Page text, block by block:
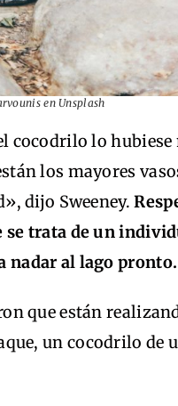
en Unsplash
cocodrilo lo
los mayores
dijo Sweeney.
trata de un
nadar al lago pronto.
que están
un cocodrilo de